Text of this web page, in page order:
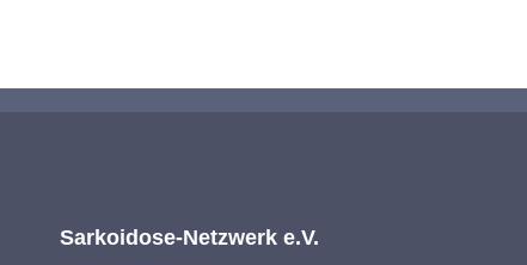
Sarkoidose-Netzwerk e.V.